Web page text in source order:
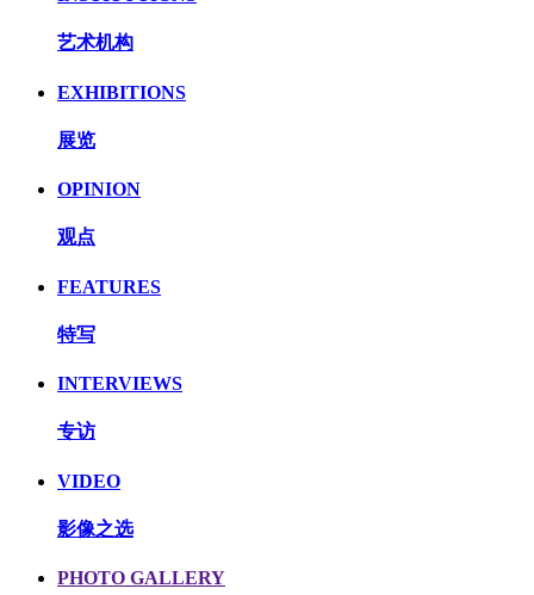
艺术机构
EXHIBITIONS
展览
OPINION
观点
FEATURES
特写
INTERVIEWS
专访
VIDEO
影像之选
PHOTO GALLERY